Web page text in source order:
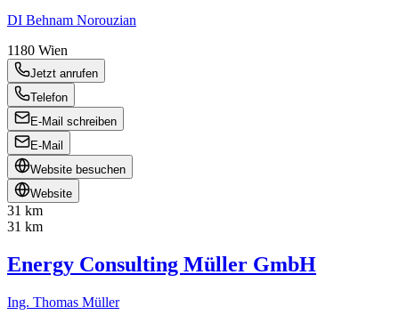
DI Behnam Norouzian
1180 Wien
Jetzt anrufen
Telefon
E-Mail schreiben
E-Mail
Website besuchen
Website
31 km
31 km
Energy Consulting Müller GmbH
Ing. Thomas Müller